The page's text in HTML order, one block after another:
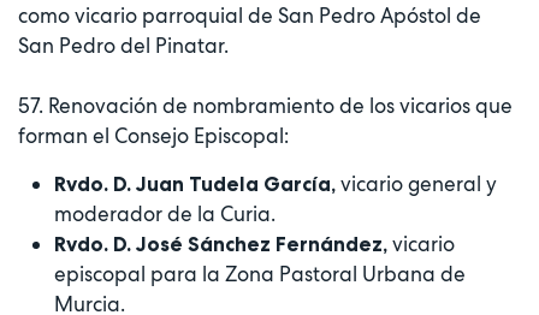
como vicario parroquial de San Pedro Apóstol de
San Pedro del Pinatar.
57. Renovación de nombramiento de los vicarios que
forman el Consejo Episcopal:
Rvdo. D. Juan Tudela García, vicario general y
moderador de la Curia.
Rvdo. D. José Sánchez Fernández, vicario
episcopal para la Zona Pastoral Urbana de
Murcia.